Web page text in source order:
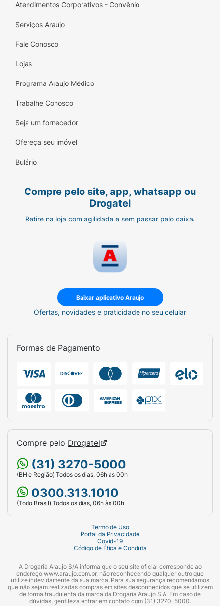
Atendimentos Corporativos - Convênio
Serviços Araujo
Fale Conosco
Lojas
Programa Araujo Médico
Trabalhe Conosco
Seja um fornecedor
Ofereça seu imóvel
Bulário
Compre pelo site, app, whatsapp ou
Drogatel
Retire na loja com agilidade e sem passar pelo caixa.
Baixar aplicativo Araujo
Ofertas, novidades e praticidade no seu celular
Formas de Pagamento
Compre pelo Drogatel
(31) 3270-5000
(BH e Região) Todos os dias, 06h às 00h
0300.313.1010
(Todo Brasil) Todos os dias, 06h às 00h
Termo de Uso
Portal da Privacidade
Covid-19
Código de Ética e Conduta
A Drogaria Araujo S/A informa que o seu site oficial corresponde ao
endereço www.araujo.com.br, não reconhecendo qualquer outro que
utilize indevidamente da sua marca. Para sua segurança recomendamos
que não sejam realizadas compras em sites desconhecidos que se utilizem
de forma fraudulenta da marca da Drogaria Araujo S.A. Em caso de
dúvidas, gentileza entrar em contato com (31) 3270-5000.